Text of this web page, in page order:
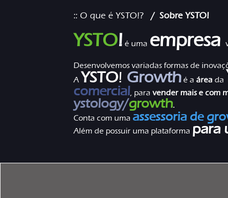
:: O que é YSTO!? / Sobre YSTO!
YSTO! é uma empresa
Desenvolvemos variadas formas de
A YSTO! Growth é a área da
comercial, para vender mais e com
ystology/growth.
Conta com uma assessoria de
Além de possuir uma plataforma para